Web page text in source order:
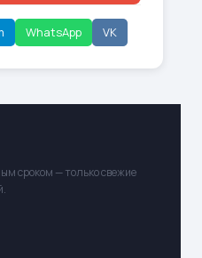
WhatsApp VK
сроком — только свежие